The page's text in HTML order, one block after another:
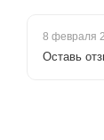
8 февраля
Оставь